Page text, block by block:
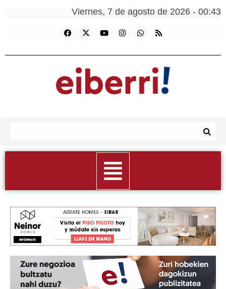
Viernes, 7 de agosto de 2026 - 00:43